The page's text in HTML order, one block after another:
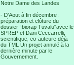
Notre Dame des Landes
- D’Aout à fin décembre :
préparation et clôture du
dossier “biorap Tuvalu“avec le
SPREP et Dani Ceccarrelli,
scientifique, co-auteure déjà
du TML Un projet annulé à la
dernière minute par le
Gouvernement.